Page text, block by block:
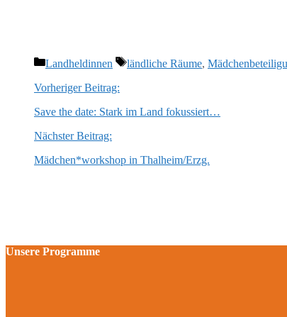
Kategorien
Landheldinnen Schlagwörter
ländliche Räume,
Vorheriger Beitrag:
Save the date: Stark im Land fokussiert…
Nächster Beitrag:
Mädchen*workshop in Thalheim/Erzg.
Unsere Programme